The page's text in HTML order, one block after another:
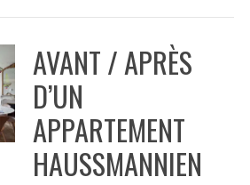
AVANT / APRÈS
D’UN
APPARTEMENT
HAUSSMANNIEN